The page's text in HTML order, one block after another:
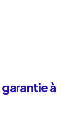
garantie à